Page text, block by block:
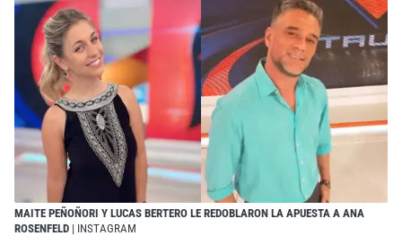
MAITE PEÑOÑORI Y LUCAS BERTERO LE REDOBLARON LA APUESTA A ANA
ROSENFELD | INSTAGRAM